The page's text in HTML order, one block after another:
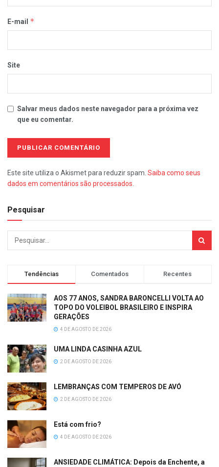
E-mail *
Site
Salvar meus dados neste navegador para a próxima vez
que eu comentar.
Este site utiliza o Akismet para reduzir spam. Saiba como seus
dados em comentários são processados
Pesquisar
Tendências Comentados Recentes
AOS 77 ANOS, SANDRA BARONCELLI VOLTA AO
TOPO DO VOLEIBOL BRASILEIRO E INSPIRA
GERAÇÕES
4 DE AGOSTO DE 2026
UMA LINDA CASINHA AZUL
2 DE AGOSTO DE 2026
LEMBRANÇAS COM TEMPEROS DE AVÓ
2 DE AGOSTO DE 2026
Está com frio?
4 DE AGOSTO DE 2026
ANSIEDADE CLIMÁTICA: Depois da Enchente, a